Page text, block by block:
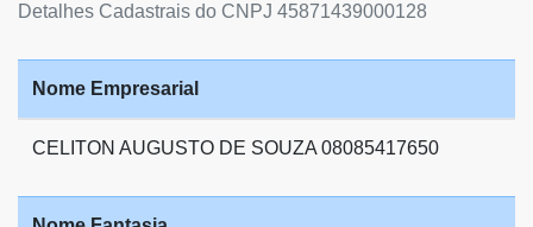
Detalhes Cadastrais do CNPJ 45871439000128
Nome Empresarial
CELITON AUGUSTO DE SOUZA 08085417650